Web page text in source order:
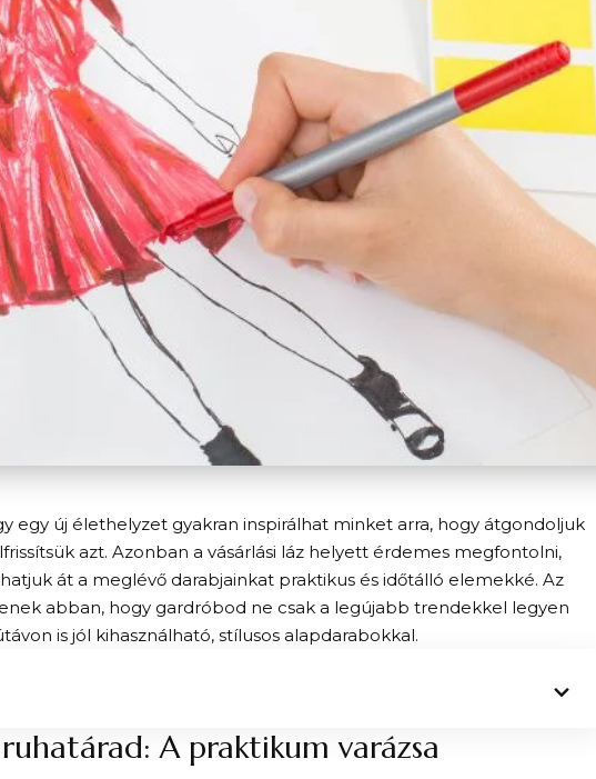
egy új élethelyzet gyakran inspirálhat minket arra, hogy átgondoljuk
azt. Azonban a vásárlási láz helyett érdemes megfontolni,
át a meglévő darabjainkat praktikus és időtálló elemekké. Az
abban, hogy gardróbod ne csak a legújabb trendekkel legyen
is jól kihasználható, stílusos alapdarabokkal.
A praktikum varázsa